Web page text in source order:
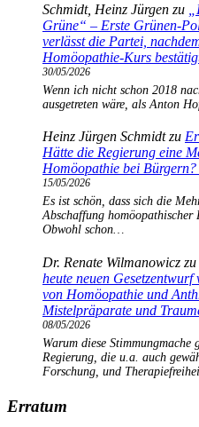
Schmidt, Heinz Jürgen zu
Grüne“ – Erste Grünen-
verlässt die Partei,
Homöopathie-Kurs
30/05/2026
Wenn ich nicht schon 2018
ausgetreten wäre, als Anton
Heinz Jürgen Schmidtzu
Hätte die Regierung eine
Homöopathie bei
15/05/2026
Es ist schön, dass sich die
Abschaffung homöopathischer
Obwohl schon…
Dr. Renate Wilmanowicz zu
heute neuen
von Homöopathie und
Mistelpräparate und
08/05/2026
Warum diese
Regierung, die u.a. auch
Forschung, und
Erratum